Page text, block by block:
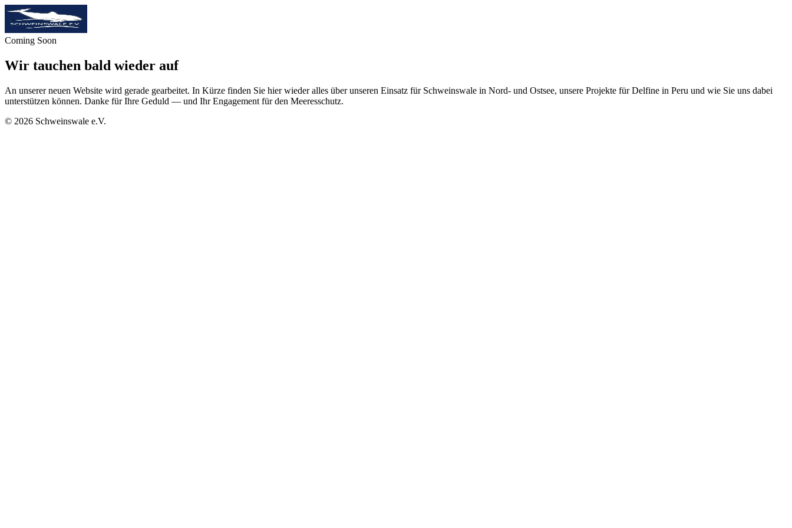
Coming Soon
Wir tauchen bald wieder auf
An unserer neuen Website wird gerade gearbeitet. In Kürze finden Sie hier wieder alles über unseren Einsatz für Schweinswale in Nord- und Ostsee, unsere Projekte für Delfine in Peru und wie Sie uns dabei
unterstützen können. Danke für Ihre Geduld — und Ihr Engagement für den Meeresschutz.
© 2026 Schweinswale e.V.